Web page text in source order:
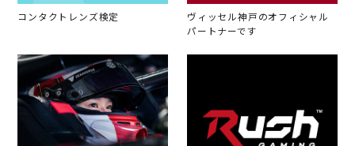
コンタクトレンズ検定
ヴィッセル神戸のオフィシャル
パートナーです